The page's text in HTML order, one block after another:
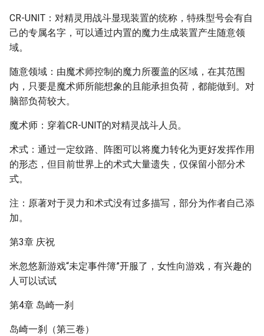
CR-UNIT：对精灵用战斗显现装置的统称，特殊型号会有自
己的专属名字，可以通过内置的魔力生成装置产生随意领
域。
随意领域：由魔术师控制的魔力所覆盖的区域，在其范围
内，只要是魔术师所能想象的且能承担负荷，都能做到。对
脑部负荷较大。
魔术师：穿着CR-UNIT的对精灵战斗人员。
术式：通过一定纹路、阵图可以将魔力转化为更好发挥作用
的形态，但目前世界上的术式大量遗失，仅保留小部分术
式。
注：原著对于灵力和术式没有过多描写，部分为作者自己添
加。
第3章 庆祝
米忽悠新游戏“未定事件簿”开服了，女性向游戏，有兴趣的
人可以试试
第4章 岛崎一刹
岛崎一刹（第三卷）